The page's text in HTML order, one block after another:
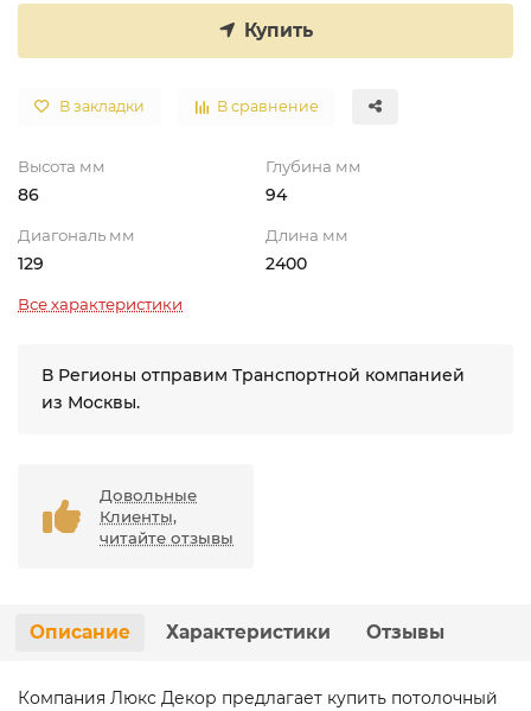
Купить
В закладки В сравнение
Высота мм
86
Глубина мм
94
Диагональ мм
129
Длина мм
2400
Все характеристики
В Регионы отправим Транспортной компанией
из Москвы.
Довольные
Клиенты,
читайте отзывы
Описание Характеристики Отзывы
Компания Люкс Декор предлагает купить потолочный